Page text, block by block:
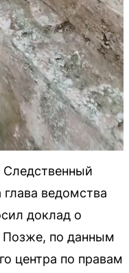
Следственный
ведомства
доклад о
Позже, по данным
центра по правам